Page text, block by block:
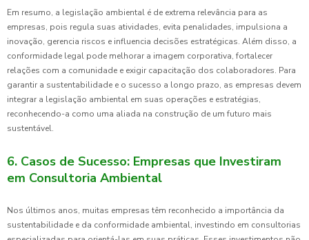
Em resumo, a legislação ambiental é de extrema relevância para as
empresas, pois regula suas atividades, evita penalidades, impulsiona a
inovação, gerencia riscos e influencia decisões estratégicas. Além disso, a
conformidade legal pode melhorar a imagem corporativa, fortalecer
relações com a comunidade e exigir capacitação dos colaboradores. Para
garantir a sustentabilidade e o sucesso a longo prazo, as empresas devem
integrar a legislação ambiental em suas operações e estratégias,
reconhecendo-a como uma aliada na construção de um futuro mais
sustentável.
6. Casos de Sucesso: Empresas que Investiram
em Consultoria Ambiental
Nos últimos anos, muitas empresas têm reconhecido a importância da
sustentabilidade e da conformidade ambiental, investindo em consultorias